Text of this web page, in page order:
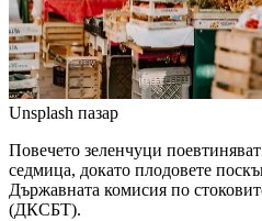
Unsplash пазар
Повечето зеленчуци
седмица, докато плодовете
Държавната комисия по
(ДКСБТ).